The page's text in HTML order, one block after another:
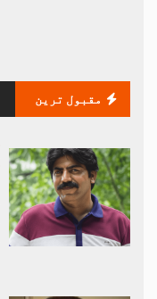
مقبول ترین